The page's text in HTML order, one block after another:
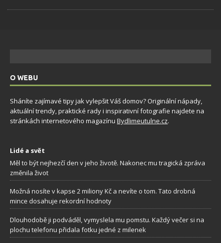
O WEBU
Sháníte zajímavé tipy jak vylepšit Váš domov? Originální nápady,
aktuální trendy, praktické rady i inspirativní fotografie najdete na
stránkách internetového magazínu Bydlimeutulne.cz.
Lidé a svět
Měl to být nejhezčí den v jeho životě. Nakonec mu tragická zpráva
změnila život
Možná nosíte v kapse 2 miliony Kč a nevíte o tom. Tato drobná
mince dosahuje rekordní hodnoty
Dlouhodobě ji podváděl, vymyslela mu pomstu. Každý večer si na
plochu telefonu přidala fotku jedné z milenek